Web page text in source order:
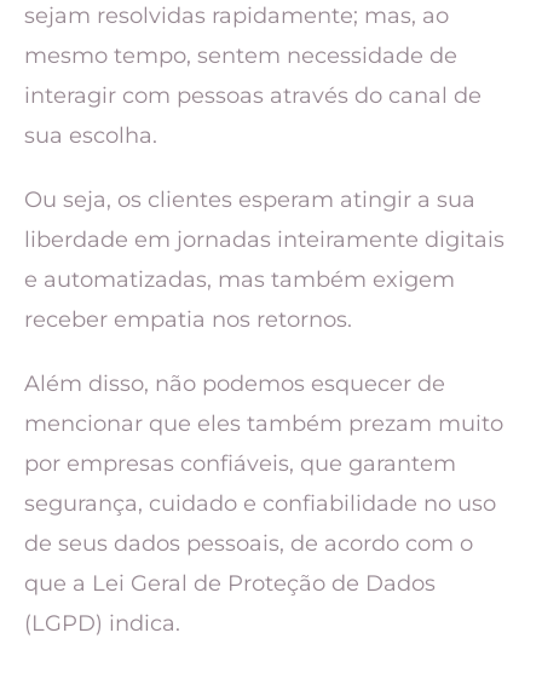
sejam resolvidas rapidamente; mas, ao
mesmo tempo, sentem necessidade de
interagir com pessoas através do canal de
sua escolha.
Ou seja, os clientes esperam atingir a sua
liberdade em jornadas inteiramente digitais
e automatizadas, mas também exigem
receber empatia nos retornos.
Além disso, não podemos esquecer de
mencionar que eles também prezam muito
por empresas confiáveis, que garantem
segurança, cuidado e confiabilidade no uso
de seus dados pessoais, de acordo com o
que a Lei Geral de Proteção de Dados
(LGPD) indica.